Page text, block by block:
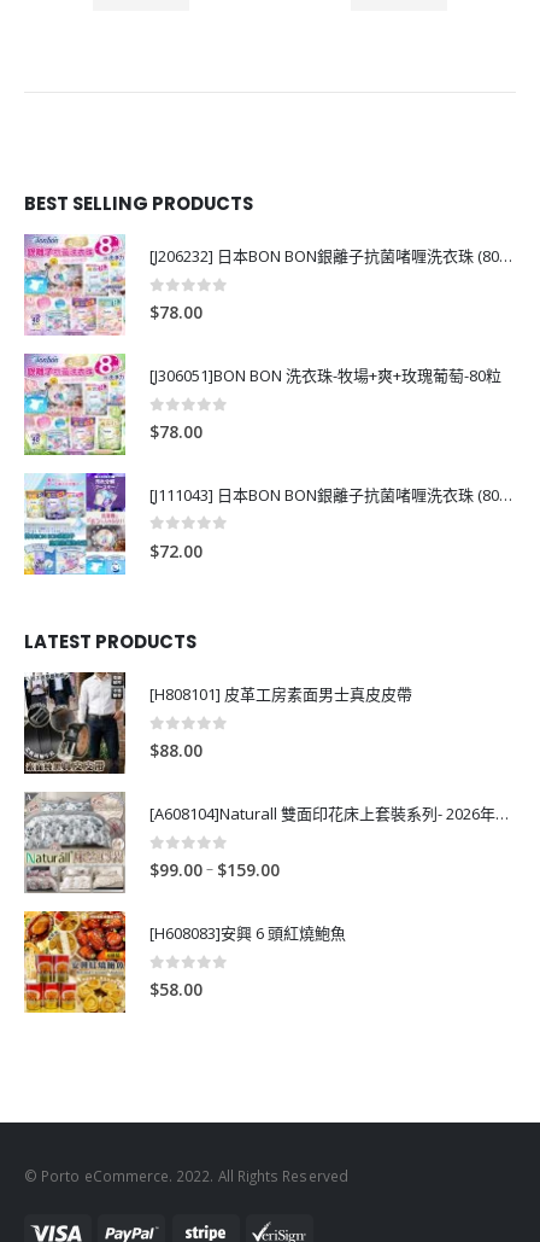
BEST SELLING PRODUCTS
[J206232] 日本BON BON銀離子抗菌啫喱洗衣珠 (80粒)
0out of 5
$78.00
[J306051]BON BON 洗衣珠-牧場+爽+玫瑰葡萄-80粒
0
$78.00
[J111043] 日本BON BON銀離子抗菌啫喱洗衣珠 (80粒)
0
$72.00
LATEST PRODUCTS
[H808101] 皮革工房素面男士真皮皮帶
0 out of 5
$88.00
[A608104]Naturall 雙面印花床上套裝系列- 2026年秋季新款
0 out of 5
$99.00– $159.00P
c
9
[H608083]安興 6 頭紅燒鮑魚
0
$58.00
© Porto eCommerce. 2022. All Rights Reserved